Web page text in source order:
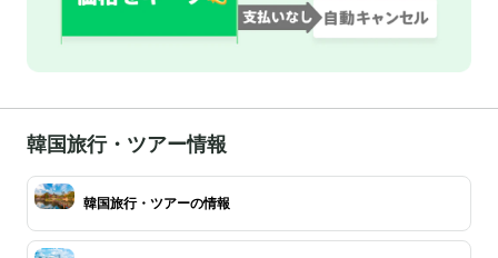
韓国旅行・ツアー情報
韓国旅行・ツアーの情報